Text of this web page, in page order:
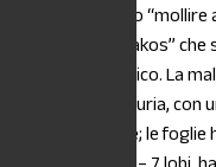
deriva dal latino
dal greco “malakos”
significa selvatico. La
ricoperto di peluria, con
radice a fittone; le